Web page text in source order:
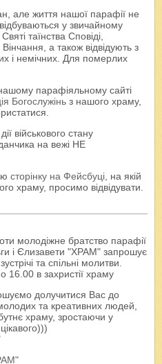
але життя нашої парафії не
у звичайному
таїнства Сповіді,
а також відвідують з
і немічних. Для померлих
парафіяльному сайті
Богослужінь з нашого храму,
військового стану
на вежі НЕ
сторінку на Фейсбуці, на якій
храму, просимо відвідувати.
молодіжне братство парафії
і Єлизавети "ХРАМ" запрошує
та спільні молитви.
16.00 в захристії храму
долучитися Вас до
та креативних людей,
храму, зростаючи у